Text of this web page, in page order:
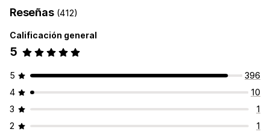
Reseñas (412)
Calificación general
5
5
396
4
10
3
1
2
1